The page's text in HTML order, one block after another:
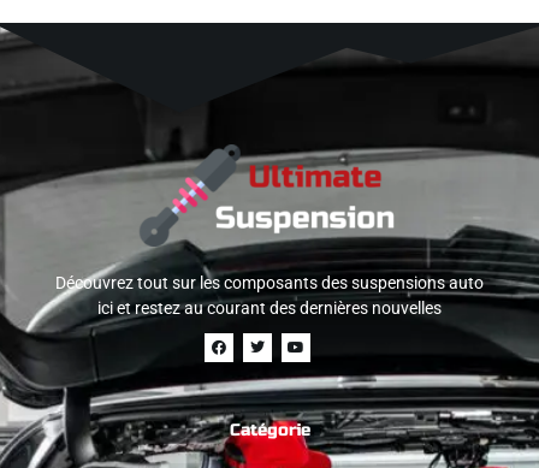
Découvrez tout sur les composants des suspensions auto
ici et restez au courant des dernières nouvelles
Catégorie